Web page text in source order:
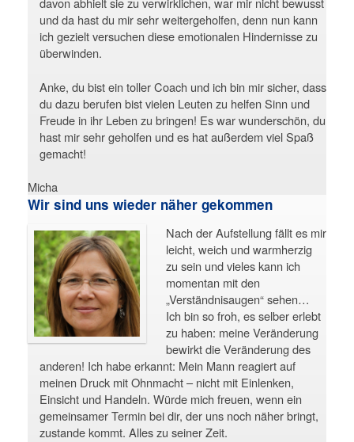
und da hast du mir sehr weitergeholfen, denn nun kann
ich gezielt versuchen diese emotionalen Hindernisse zu
überwinden.
Anke, du bist ein toller Coach und ich bin mir sicher, dass
du dazu berufen bist vielen Leuten zu helfen Sinn und
Freude in ihr Leben zu bringen! Es war wunderschön, du
hast mir sehr geholfen und es hat außerdem viel Spaß
gemacht!
Micha
Wir sind uns wieder näher gekommen
Nach der Aufstellung fällt es mir
leicht, weich und warmherzig
zu sein und vieles kann ich
momentan mit den
„Verständnisaugen“ sehen…
Ich bin so froh, es selber erlebt
zu haben: meine Veränderung
bewirkt die Veränderung des
anderen! Ich habe erkannt: Mein Mann reagiert auf
meinen Druck mit Ohnmacht – nicht mit Einlenken,
Einsicht und Handeln. Würde mich freuen, wenn ein
gemeinsamer Termin bei dir, der uns noch näher bringt,
zustande kommt. Alles zu seiner Zeit.